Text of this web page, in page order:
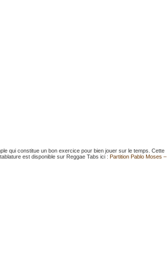
qui constitue un bon exercice pour bien jouer sur le temps. Cette
est disponible sur Reggae Tabs ici : Partition Pablo Moses –